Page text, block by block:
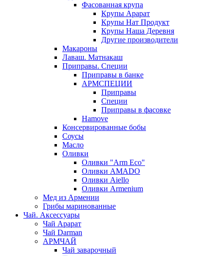
Фасованная крупа
Крупы Арарат
Крупы Нат Продукт
Крупы Наша Деревня
Другие производители
Макароны
Лаваш. Матнакаш
Приправы. Специи
Приправы в банке
АРМСПЕЦИИ
Приправы
Специи
Приправы в фасовке
Hamove
Консервированные бобы
Соусы
Масло
Оливки
Оливки "Arm Eco"
Оливки AMADO
Оливки Aiello
Оливки Armenium
Мед из Армении
Грибы маринованные
Чай. Аксессуары
Чай Арарат
Чай Darman
АРМЧАЙ
Чай заварочный